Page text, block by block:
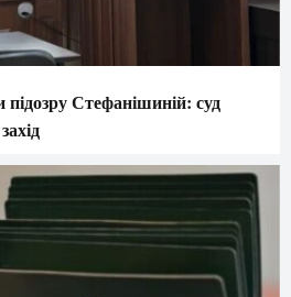
Стефанішиній: суд